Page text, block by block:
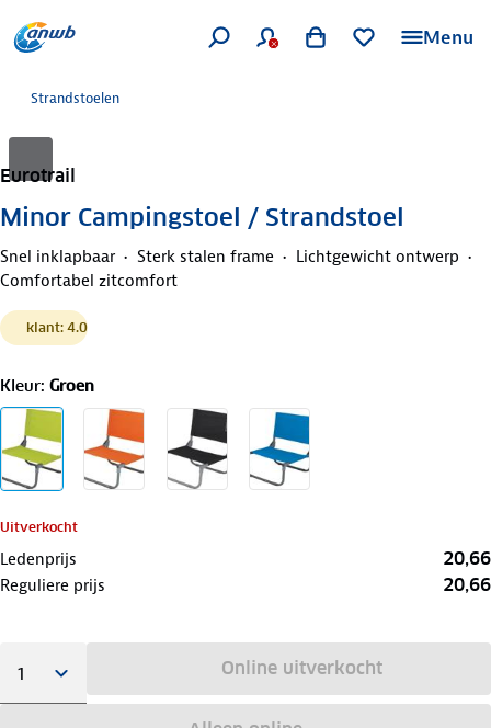
Menu
Strandstoelen
Eurotrail
Minor Campingstoel / Strandstoel
Snel inklapbaar Sterk stalen frame
Lichtgewicht ontwerp
Comfortabel zitcomfort
klant: 4.0
Kleur: Groen
Uitverkocht
Ledenprijs 20,66
Reguliere prijs 20,66
Online uitverkocht